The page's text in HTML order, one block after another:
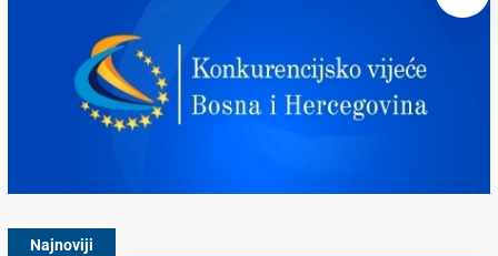
Najnoviji